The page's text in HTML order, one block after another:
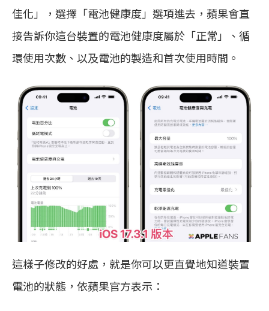
佳化」，選擇「電池健康度」選項進去，蘋果會直
接告訴你這台裝置的電池健康度屬於「正常」、循
環使用次數、以及電池的製造和首次使用時間。
這樣子修改的好處，就是你可以更直覺地知道裝置
電池的狀態，依蘋果官方表示：